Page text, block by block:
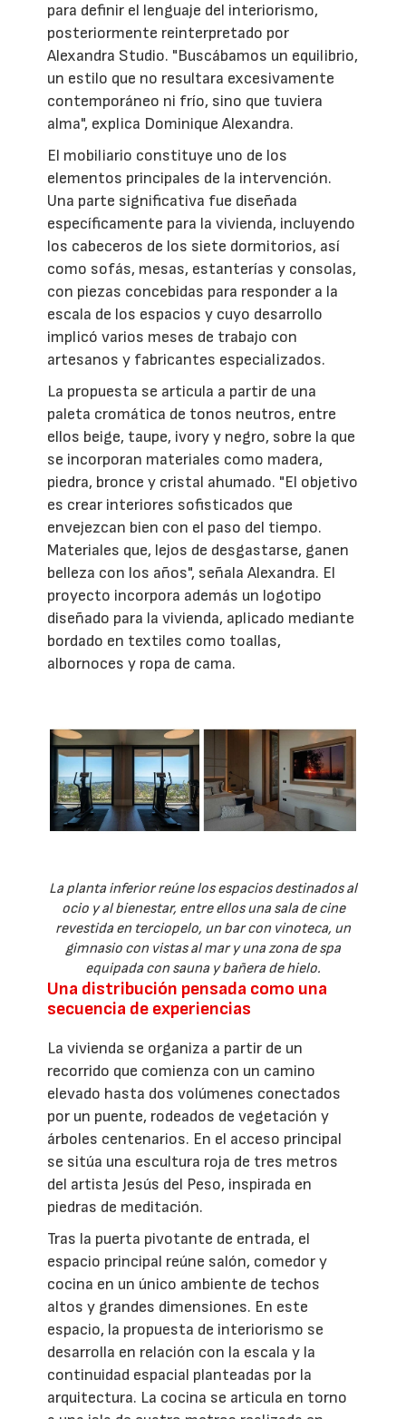
para definir el lenguaje del interiorismo,
posteriormente reinterpretado por
Alexandra Studio. "Buscábamos un equilibrio,
un estilo que no resultara excesivamente
contemporáneo ni frío, sino que tuviera
alma", explica Dominique Alexandra.
El mobiliario constituye uno de los
elementos principales de la intervención.
Una parte significativa fue diseñada
específicamente para la vivienda, incluyendo
los cabeceros de los siete dormitorios, así
como sofás, mesas, estanterías y consolas,
con piezas concebidas para responder a la
escala de los espacios y cuyo desarrollo
implicó varios meses de trabajo con
artesanos y fabricantes especializados.
La propuesta se articula a partir de una
paleta cromática de tonos neutros, entre
ellos beige, taupe, ivory y negro, sobre la que
se incorporan materiales como madera,
piedra, bronce y cristal ahumado. "El objetivo
es crear interiores sofisticados que
envejezcan bien con el paso del tiempo.
Materiales que, lejos de desgastarse, ganen
belleza con los años", señala Alexandra. El
proyecto incorpora además un logotipo
diseñado para la vivienda, aplicado mediante
bordado en textiles como toallas,
albornoces y ropa de cama.
La planta inferior reúne los espacios destinados al
ocio y al bienestar, entre ellos una sala de cine
revestida en terciopelo, un bar con vinoteca, un
gimnasio con vistas al mar y una zona de spa
equipada con sauna y bañera de hielo.
Una distribución pensada como una
secuencia de experiencias
La vivienda se organiza a partir de un
recorrido que comienza con un camino
elevado hasta dos volúmenes conectados
por un puente, rodeados de vegetación y
árboles centenarios. En el acceso principal
se sitúa una escultura roja de tres metros
del artista Jesús del Peso, inspirada en
piedras de meditación.
Tras la puerta pivotante de entrada, el
espacio principal reúne salón, comedor y
cocina en un único ambiente de techos
altos y grandes dimensiones. En este
espacio, la propuesta de interiorismo se
desarrolla en relación con la escala y la
continuidad espacial planteadas por la
arquitectura. La cocina se articula en torno